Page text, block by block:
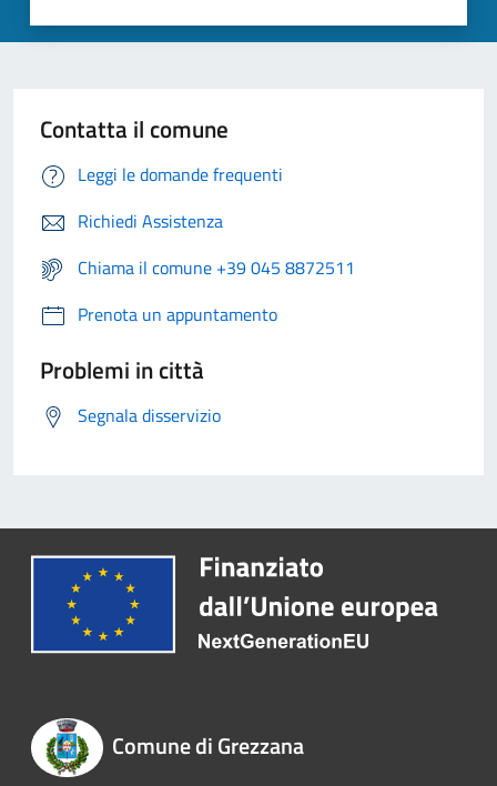
Contatta il comune
Leggi le domande frequenti
Richiedi Assistenza
Chiama il comune +39 045 8872511
Prenota un appuntamento
Problemi in città
Segnala disservizio
Comune di Grezzana